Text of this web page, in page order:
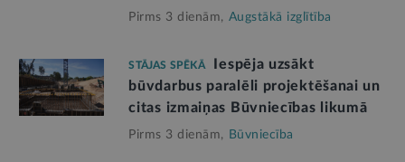
Pirms 3 dienām, Augstākā izglītība
STĀJAS SPĒKĀ
Iespēja uzsākt
būvdarbus paralēli projektēšanai un
citas izmaiņas Būvniecības likumā
Pirms 3 dienām, Būvniecība